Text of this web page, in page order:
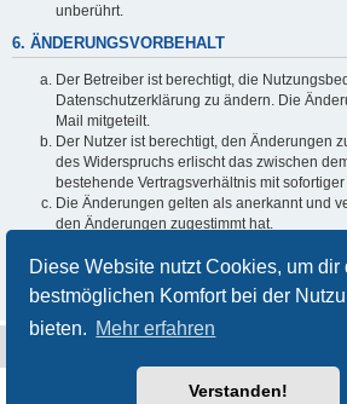
Diese Website nutzt Cookies, um dir
bestmöglichen Komfort bei der
bieten. Mehr erfahren
Verstanden!
unberührt.
6. ÄNDERUNGSVORBEHALT
Der Betreiber ist berechtigt, die
Datenschutzerklärung zu ändern. Die
Mail mitgeteilt.
Der Nutzer ist berechtigt, den Änderungen
des Widerspruchs erlischt das zwischen
bestehende Vertragsverhältnis mit
Die Änderungen gelten als anerkannt und
den Änderungen zugestimmt hat.
Informationen über den Umgang mit
sind in der Datenschutzerklärung enthalten.
phpBB® Forum Software ©